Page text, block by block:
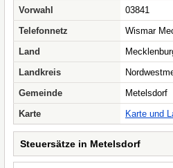
Vorwahl
03841
Telefonnetz
Wismar
Land
Landkreis
Gemeinde
Metelsdorf
Karte
Karte und
Steuersätze in Metelsdorf